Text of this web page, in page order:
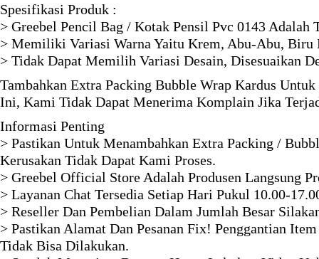
Spesifikasi Produk :
> Greebel Pencil Bag / Kotak Pensil Pvc 0143 Adalah
> Memiliki Variasi Warna Yaitu Krem, Abu-Abu, Biru
> Tidak Dapat Memilih Variasi Desain, Disesuaikan
Tambahkan Extra Packing Bubble Wrap Kardus
Ini, Kami Tidak Dapat Menerima Komplain Jika
Informasi Penting
> Pastikan Untuk Menambahkan Extra Packing /
Kerusakan Tidak Dapat Kami Proses.
> Greebel Official Store Adalah Produsen Langsung
> Layanan Chat Tersedia Setiap Hari Pukul 10.00-
> Reseller Dan Pembelian Dalam Jumlah Besar
> Pastikan Alamat Dan Pesanan Fix! Penggantian
Tidak Bisa Dilakukan.